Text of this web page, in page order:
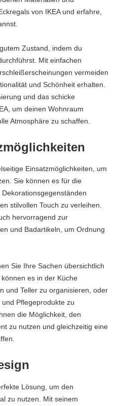
von IKEA und erfahre,
Zustand, indem du
Mit einfachen
vermeiden
und Schönheit erhalten.
und das schicke
um deinen Wohnraum
Atmosphäre zu schaffen.
Einsatzmöglichkeiten, um
Sie können es für die
stilvollen Touch zu verleihen.
hervorragend zur
und Badartikeln, um Ordnung
Sie Ihre Sachen übersichtlich
es in der Küche
und Teller zu organisieren, oder
Pflegeprodukte zu
die Möglichkeit, den
zu nutzen und gleichzeitig eine
Lösung, um den
zu nutzen. Mit seinem